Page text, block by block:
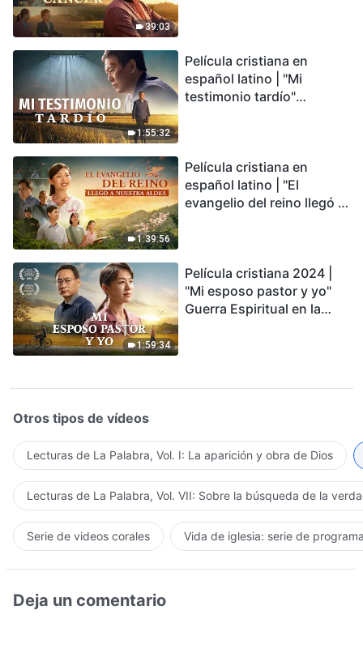
39:03
1:55:32
Película cristiana en
español latino | "Mi
testimonio tardío"
conmovedor
1:39:56
Película cristiana en
español latino | "El
evangelio del reino llegó a
1:59:34
Película cristiana 2024 |
"Mi esposo pastor y yo"
Guerra Espiritual en la
Otros tipos de vídeos
Lecturas de La Palabra, Vol. I: La aparición y obra de Dios
Lecturas de La Palabra, Vol. VII: Sobre la búsqueda de la
Serie de videos corales Vida de iglesia: serie de
Deja un comentario